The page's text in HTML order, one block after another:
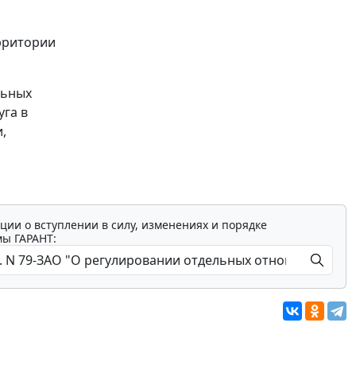
в
о вступлении в силу, изменениях и порядке
ГАРАНТ: